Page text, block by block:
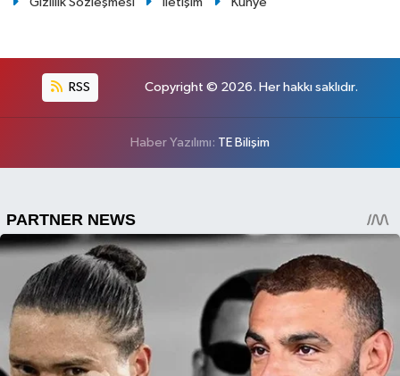
RSS Copyright © 2026. Her hakkı saklıdır.
Haber Yazılımı: TE Bilişim